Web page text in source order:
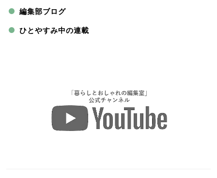
編集部ブログ
ひとやすみ中の連載